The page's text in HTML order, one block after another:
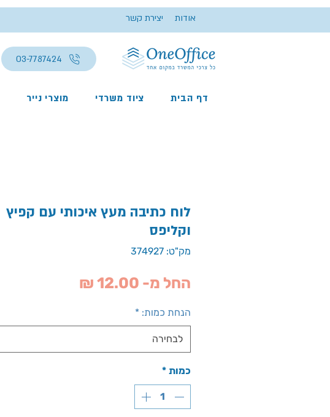
יצירת קשר אודות
03-7787424
דף הבית ציוד משרדי מוצרי נייר
לוח כתיבה מעץ איכותי עם קפיץ
וקליפס
מק"ט: 374927
החל מ- 12.00 ₪
הנחת כמות: *
לבחירה
כמות *